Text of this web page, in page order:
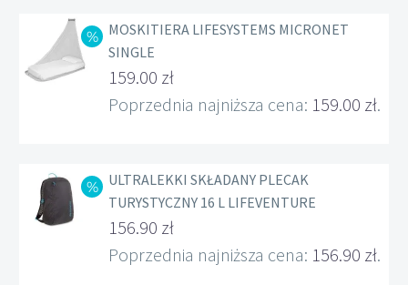
MOSKITIERA LIFESYSTEMS MICRONET
SINGLE
Pierwotna
cena
159.00 zł
Aktualna
159.00 zł.
Poprzednia najniższa cena: 159.00 zł.
ULTRALEKKI SKŁADANY PLECAK
TURYSTYCZNY 16 L LIFEVENTURE
Pierwotna
cena
156.90 zł
Aktualna
Poprzednia najniższa cena: 156.90 zł.